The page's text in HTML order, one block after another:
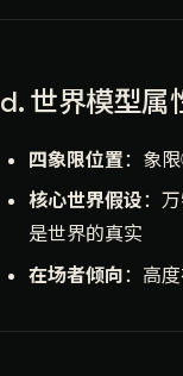
d. 世界模型属
四象限位置：象
核心世界假设：
是世界的真实
在场者倾向：高